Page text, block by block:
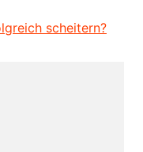
scheitern?